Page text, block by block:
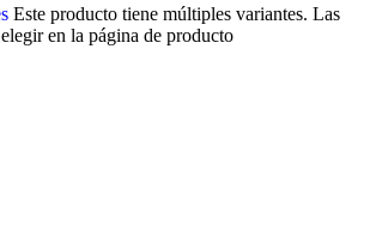
Este producto tiene múltiples variantes. Las
en la página de producto